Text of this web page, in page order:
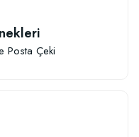
Posta Çeki